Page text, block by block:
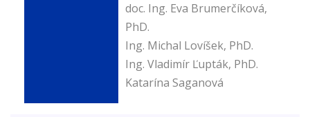
doc. Ing. Eva Brumerčíková,
PhD.
Ing. Michal Lovíšek, PhD.
Ing. Vladimír Ľupták, PhD.
Katarína Saganová